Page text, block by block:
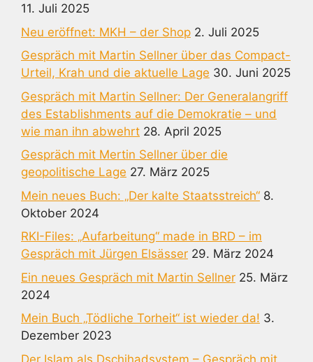
11. Juli 2025
Neu eröffnet: MKH – der Shop 2. Juli 2025
Gespräch mit Martin Sellner über das Compact-
Urteil, Krah und die aktuelle Lage 30. Juni 2025
Gespräch mit Martin Sellner: Der Generalangriff
des Establishments auf die Demokratie – und
wie man ihn abwehrt 28. April 2025
Gespräch mit Mertin Sellner über die
geopolitische Lage 27. März 2025
Mein neues Buch: „Der kalte Staatsstreich“ 8.
Oktober 2024
RKI-Files: „Aufarbeitung“ made in BRD – im
Gespräch mit Jürgen Elsässer 29. März 2024
Ein neues Gespräch mit Martin Sellner 25. März
2024
Mein Buch „Tödliche Torheit“ ist wieder da! 3.
Dezember 2023
Der Islam als Dschihadsystem – Gespräch mit